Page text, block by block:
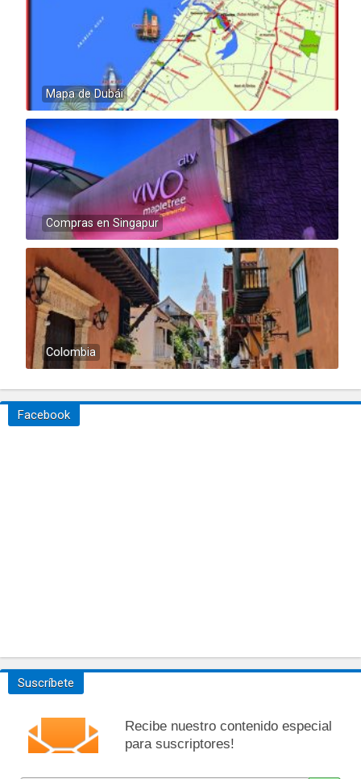
Mapa de Dubái
Compras en Singapur
Colombia
Facebook
Suscríbete
Recibe nuestro contenido especial
para suscriptores!